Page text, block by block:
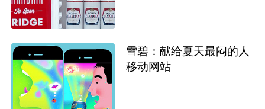
雪碧：献给夏天最闷的人
移动网站